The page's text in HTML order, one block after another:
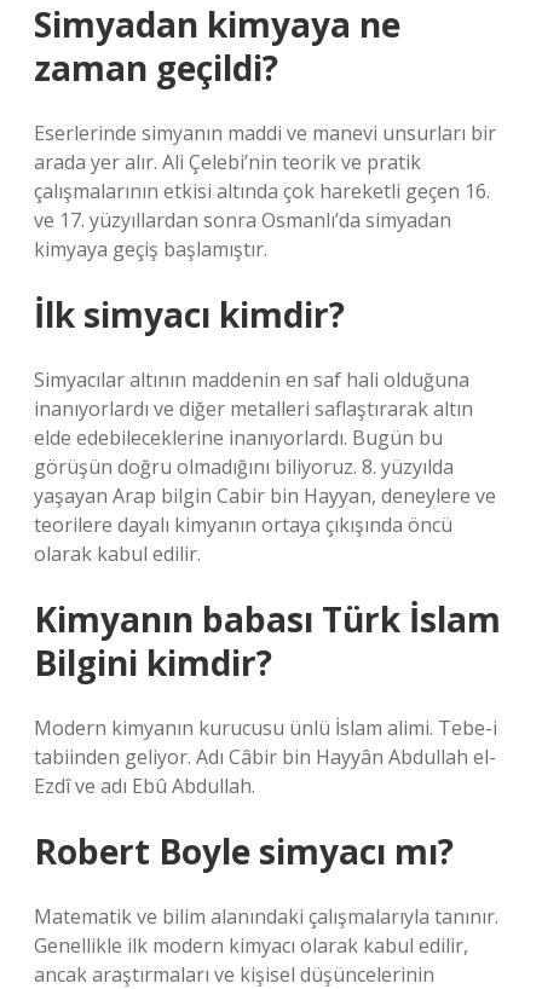
Simyadan kimyaya ne
zaman geçildi?
Eserlerinde simyanın maddi ve manevi unsurları bir
arada yer alır. Ali Çelebi’nin teorik ve pratik
çalışmalarının etkisi altında çok hareketli geçen 16.
ve 17. yüzyıllardan sonra Osmanlı’da simyadan
kimyaya geçiş başlamıştır.
İlk simyacı kimdir?
Simyacılar altının maddenin en saf hali olduğuna
inanıyorlardı ve diğer metalleri saflaştırarak altın
elde edebileceklerine inanıyorlardı. Bugün bu
görüşün doğru olmadığını biliyoruz. 8. yüzyılda
yaşayan Arap bilgin Cabir bin Hayyan, deneylere ve
teorilere dayalı kimyanın ortaya çıkışında öncü
olarak kabul edilir.
Kimyanın babası Türk İslam
Bilgini kimdir?
Modern kimyanın kurucusu ünlü İslam alimi. Tebe-i
tabiinden geliyor. Adı Câbir bin Hayyân Abdullah el-
Ezdî ve adı Ebû Abdullah.
Robert Boyle simyacı mı?
Matematik ve bilim alanındaki çalışmalarıyla tanınır.
Genellikle ilk modern kimyacı olarak kabul edilir,
ancak araştırmaları ve kişisel düşüncelerinin